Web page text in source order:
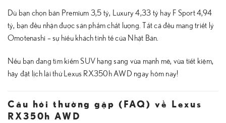
Dù bạn chọn bản Premium 3,5 tỷ, Luxury 4,33 tỷ hay F Sport 4,94
tỷ, bạn đều nhận được sản phẩm chất lượng. Tất cả đều mang triết lý
Omotenashi – sự hiếu khách tinh tế của Nhật Bản.
Nếu bạn đang tìm kiếm SUV hạng sang vừa mạnh mẽ, vừa tiết kiệm,
hãy đặt lịch lái thử Lexus RX350h AWD ngay hôm nay!
Câu hỏi thường gặp (FAQ) về Lexus
RX350h AWD